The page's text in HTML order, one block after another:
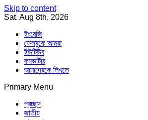
Skip to content
Sat. Aug 8th, 2026
ইংরেজি
ফেসবুকে আমরা
ইউটিউব
কনভার্টার
আমাদেরকে লিখতে
Primary Menu
Southeast Asia Journal
প্রচ্ছদ
জাতীয়